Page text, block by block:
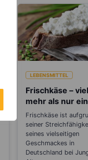
LEBENSMITTEL
Frischkäse – viel
mehr als nur ein
Brotaufstrich
Frischkäse ist
seiner
seines vielseitigen
Geschmackes in
Deutschland bei